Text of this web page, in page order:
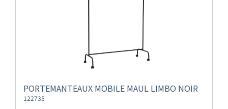
PORTEMANTEAUX MOBILE MAUL LIMBO NOIR
122735